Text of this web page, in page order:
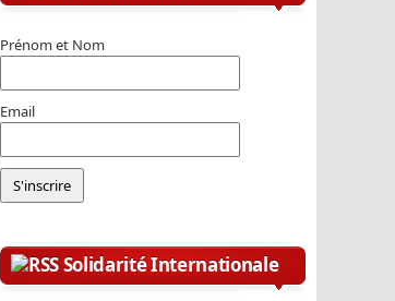
Prénom et Nom
Email
Solidarité Internationale